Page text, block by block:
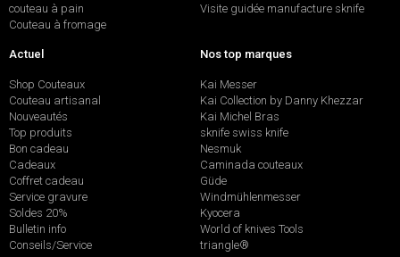
couteau à pain
Couteau à fromage
Visite guidée manufacture sknife
Actuel
Shop Couteaux
Couteau artisanal
Nouveautés
Top produits
Bon cadeau
Cadeaux
Coffret cadeau
Service gravure
Soldes 20%
Bulletin info
Conseils/Service
Nos top marques
Kai Messer
Kai Collection by Danny Khezzar
Kai Michel Bras
sknife swiss knife
Nesmuk
Caminada couteaux
Güde
Windmühlenmesser
Kyocera
World of knives Tools
triangle®